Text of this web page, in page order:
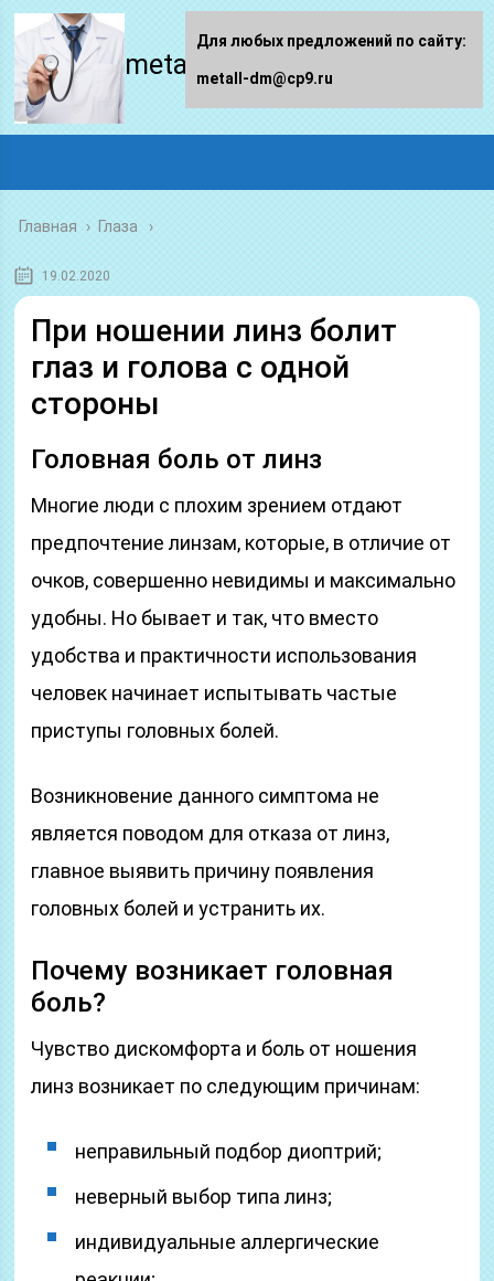
metall-dm.ru
Главная › Глаза
19.02.2020
При ношении линз болит
глаз и голова с одной
стороны
Головная боль от линз
Многие люди с плохим зрением отдают
предпочтение линзам, которые, в отличие от
очков, совершенно невидимы и максимально
удобны. Но бывает и так, что вместо
удобства и практичности использования
человек начинает испытывать частые
приступы головных болей.
Возникновение данного симптома не
является поводом для отказа от линз,
главное выявить причину появления
головных болей и устранить их.
Почему возникает головная
боль?
Чувство дискомфорта и боль от ношения
линз возникает по следующим причинам:
неправильный подбор диоптрий;
неверный выбор типа линз;
индивидуальные аллергические
Для любых предложений по сайту:
metall-dm@cp9.ru